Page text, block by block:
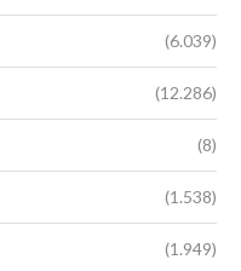
(6.039)
(12.286)
(8)
(1.538)
(1.949)